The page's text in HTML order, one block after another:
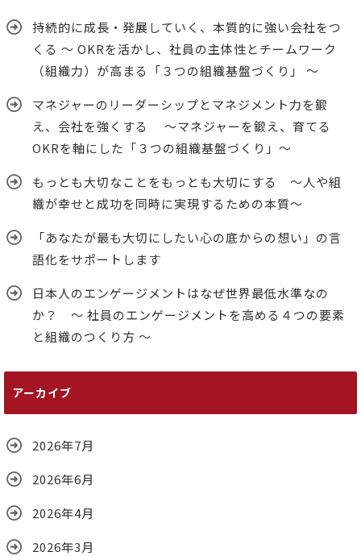
持続的に成長・発展していく、本質的に強い会社をつ
くる ～ OKRを活かし、社員の主体性とチームワーク
（組織力）が高まる「３つの組織基盤づくり」 ～
マネジャーのリーダーシップとマネジメント力を鍛
え、会社を強くする ～マネジャーを鍛え、育てる
OKRを軸にした「３つの組織基盤づくり」～
もっとも大切なことをもっとも大切にする ～人や組
織が幸せと成功を同時に実現するための本質～
「あなたが最も大切にしたい心の底からの想い」の言
語化をサポートします
日本人のエンゲージメントはなぜ世界最低水準なの
か？ ～ 社員のエンゲージメントを高める４つの要素
と組織のつくり方 ～
アーカイブ
2026年7月
2026年6月
2026年4月
2026年3月